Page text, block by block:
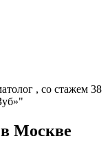
, со стажем 38
Москве